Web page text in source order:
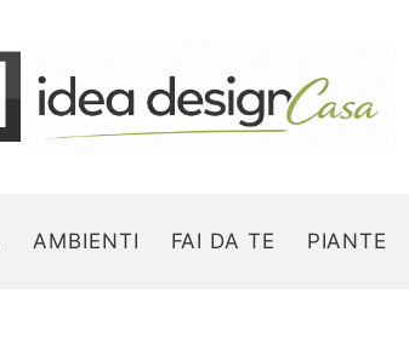
AMBIENTI FAI DA TE PIANTE